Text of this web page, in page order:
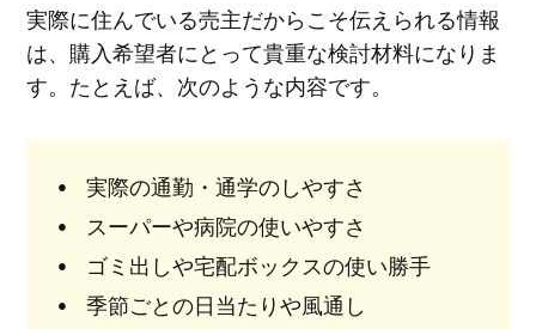
実際に住んでいる売主だからこそ伝えられる情報
は、購入希望者にとって貴重な検討材料になりま
す。たとえば、次のような内容です。
実際の通勤・通学のしやすさ
スーパーや病院の使いやすさ
ゴミ出しや宅配ボックスの使い勝手
季節ごとの日当たりや風通し